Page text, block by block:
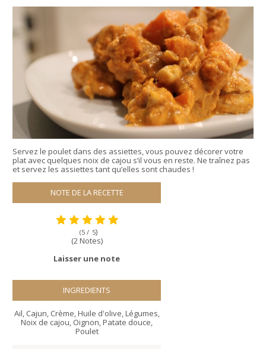
Servez le poulet dans des assiettes, vous pouvez décorer votre
plat avec quelques noix de cajou s’il vous en reste. Ne traînez pas
et servez les assiettes tant qu’elles sont chaudes !
NOTE DE LA RECETTE
(5 / 5)
(2 Notes)
Laisser une note
INGREDIENTS
Ail, Cajun, Crème,Huile d'olive,Légumes,
Noix de cajou, Oignon,Patate douce,
Poulet